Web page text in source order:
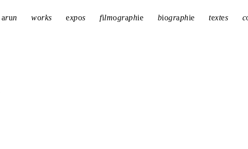
arun works expos filmographie biographie textes c